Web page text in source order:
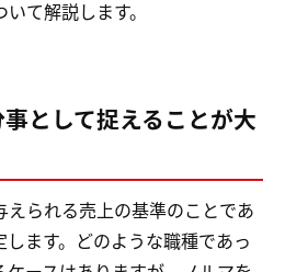
て解説します。
として捉えることが大
えられる売上の基準のことであ
します。どのような職種であっ